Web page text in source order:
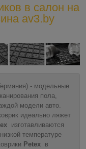
в салон на
av3.by
- модельные
пола,
модели авто.
идеально ляжет
изготавливаются
температуре
Petex в